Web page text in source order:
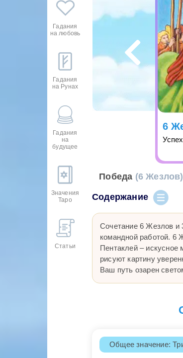
Гадания
на любовь
Гадания
на Рунах
Гадания
на
будущее
Значения
Таро
Статьи
6
Победа (6 Жезлов)
Содержание
Сочетание 6 Жезлов и
командной работой. 6
Пентаклей – искусное
рисуют картину
Ваш путь озарен
Общее значение: